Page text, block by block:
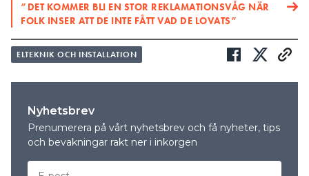
”DET KOMMER BLI EN STOR REKLAMATIONSVÅG NÄR
FOLK INSER ATT DE INTE FÅTT VAD DE LOVATS”
ELTEKNIK OCH INSTALLATION
Nyhetsbrev
Prenumerera på vårt nyhetsbrev och få nyheter, tips
och bevakningar rakt ner i inkorgen